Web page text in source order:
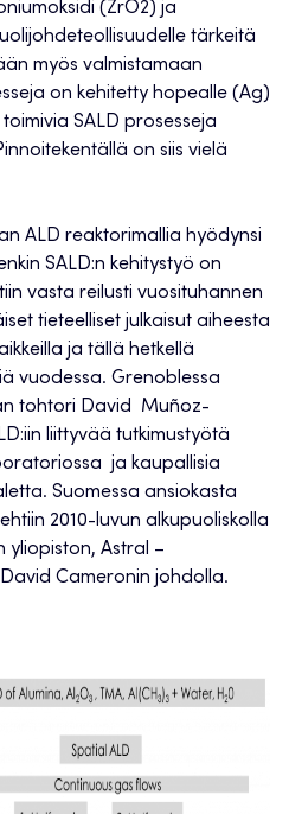
(ZrO2) ja
tärkeitä
myös valmistamaan
on kehitetty hopealle (Ag)
SALD prosesseja
on siis vielä
ALD reaktorimallia hyödynsi
SALD:n kehitystyö on
vasta reilusti vuosituhannen
tieteelliset julkaisut aiheesta
ja tällä hetkellä
vuodessa. Grenoblessa
tohtori David Muñoz-
liittyvää tutkimustyötä
ja kaupallisia
Suomessa ansiokasta
2010-luvun alkupuoliskolla
yliopiston, Astral –
Cameronin johdolla.